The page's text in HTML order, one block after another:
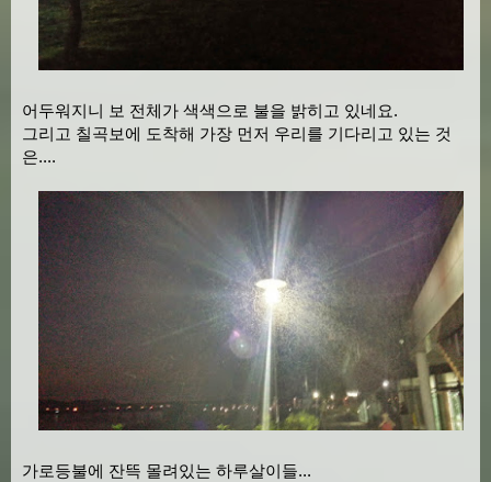
어두워지니 보 전체가 색색으로 불을 밝히고 있네요.
그리고 칠곡보에 도착해 가장 먼저 우리를 기다리고 있는 것
은....
가로등불에 잔뜩 몰려있는 하루살이들...